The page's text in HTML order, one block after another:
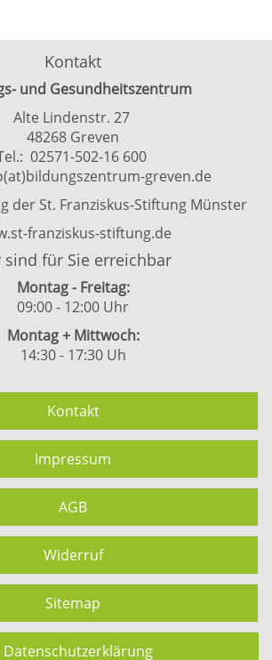
Kontakt
und Gesundheitszentrum
Alte Lindenstr. 27
48268 Greven
02571-502-16 600
greven.de
der St. Franziskus-Stiftung Münster
franziskus-stiftung.de
sind für Sie erreichbar
Montag - Freitag:
09:00 - 12:00 Uhr
Montag + Mittwoch:
14:30 - 17:30 Uh
Kontakt
Impressum
AGB
Widerruf
Sitemap
Datenschutzerklärung